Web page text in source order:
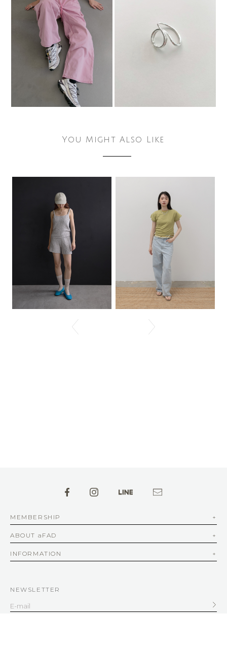
You Might Also Like
MEMBERSHIP
ABOUT aFAD
INFORMATION
NEWSLETTER